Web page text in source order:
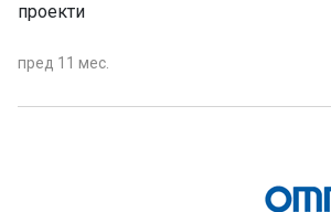
проекти
пред 11 мес.